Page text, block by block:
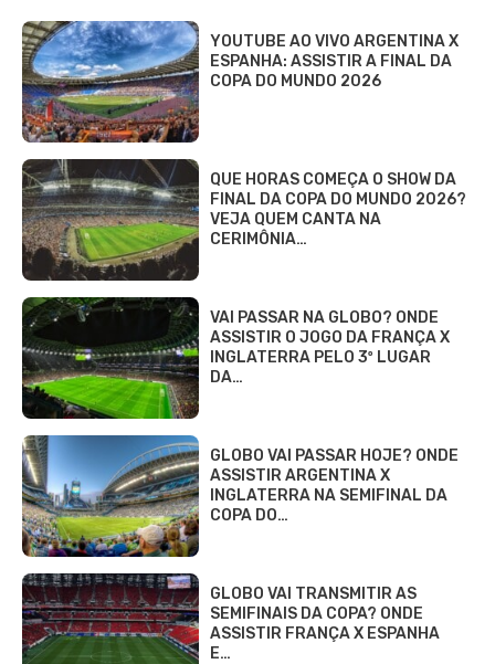
YOUTUBE AO VIVO ARGENTINA X
ESPANHA: ASSISTIR A FINAL DA
COPA DO MUNDO 2026
QUE HORAS COMEÇA O SHOW DA
FINAL DA COPA DO MUNDO 2026?
VEJA QUEM CANTA NA
CERIMÔNIA…
VAI PASSAR NA GLOBO? ONDE
ASSISTIR O JOGO DA FRANÇA X
INGLATERRA PELO 3º LUGAR
DA…
GLOBO VAI PASSAR HOJE? ONDE
ASSISTIR ARGENTINA X
INGLATERRA NA SEMIFINAL DA
COPA DO…
GLOBO VAI TRANSMITIR AS
SEMIFINAIS DA COPA? ONDE
ASSISTIR FRANÇA X ESPANHA
E…